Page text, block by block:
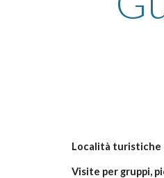
Località turistiche
Visite per gruppi,